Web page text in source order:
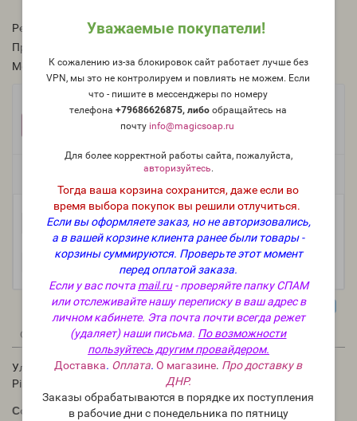
Уважаемые покупатели!
К сожалению из-за блокировок сайт работает лучше без
VPN, мы это не контролируем и повлиять не можем. Если
что - пишите в мессенджеры по номеру
телефона+79686626875, либообращайтесь на
почту info@magicsoap.ru
Для более корректной работы сайта, пожалуйста,
авторизуйтесь.
Тогда ваша корзина сохранится, даже если во
время выбора покупок вы решили отлучиться.
Если вы оформляете заказ, но не авторизовались,
а в вашей корзине клиента ранее были товары -
корзины суммируются. Проверьте этот момент
перед оплатой заказа.
Если у вас почта mail.ru- проверяйте папку СПАМ
или отслеживайте нашу переписку в ваш адрес в
личном кабинете. Эта почта почти всегда режет
(удаляет) наши письма. По возможности
пользуйтесь другим провайдером.
Доставка. Оплата.О магазине. Про доставку в
ДНР.
Заказы обрабатываются в порядке их поступления
в рабочие дни с понедельника по пятницу
Рейтинг:
Производитель:
Модель:
Pigm-usa-06
5 г 225 руб.
+ В корзину
Описание Отзывы0 Вопрос - Ответ0
Ультрамариновый розовый оксидный пигмент (Ultramarine
Pink Oxide Pigment) - матовый пигмент, США
Состав (название INCI): Ультрамарины (CI 77007)